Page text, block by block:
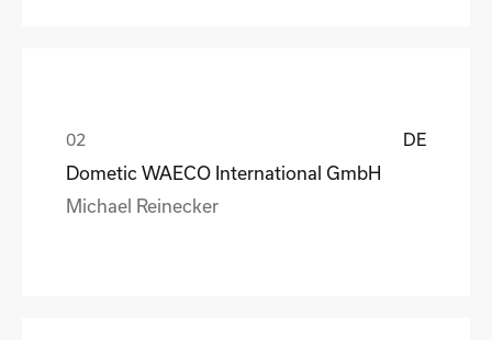
DE
Dometic WAECO International GmbH
Michael Reinecker